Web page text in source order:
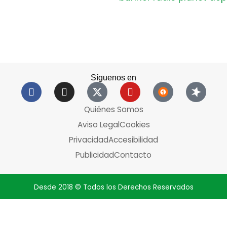
Síguenos en
Quiénes Somos
Aviso LegalCookies
PrivacidadAccesibilidad
PublicidadContacto
Desde 2018 © Todos los Derechos Reservados